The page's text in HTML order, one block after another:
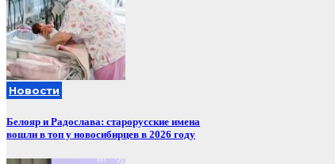
Новости
Белояр и Радослава: старорусские имена
вошли в топ у новосибирцев в 2026 году